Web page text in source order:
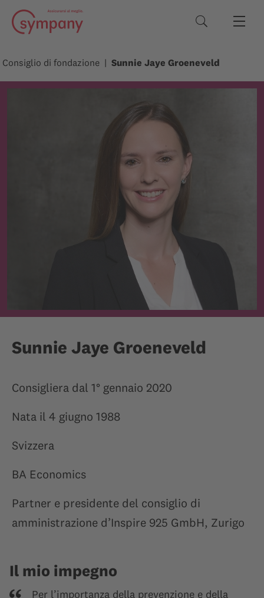
Termini di
Consiglio di fondazione Sunnie Jaye Groeneveld
Sunnie Jaye Groeneveld
Consigliera dal 1° gennaio 2020
Nata il 4 giugno 1988
Svizzera
BA Economics
Partner e presidente del consiglio di
amministrazione d’Inspire 925 GmbH, Zurigo
Il mio impegno
Per l’importanza della prevenzione e della